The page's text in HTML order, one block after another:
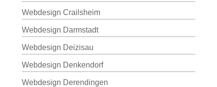
Webdesign Crailsheim
Webdesign Darmstadt
Webdesign Deizisau
Webdesign Denkendorf
Webdesign Derendingen